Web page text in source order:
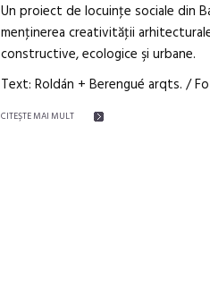
Un proiect de locuinţe sociale din
menţinerea creativităţii
constructive, ecologice şi urbane.
Text: Roldán + Berengué arqts. /
CITEŞTE MAI MULT